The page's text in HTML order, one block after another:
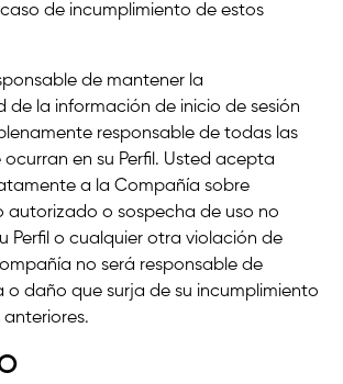
de incumplimiento de estos
de mantener la
de la información de inicio de sesión
responsable de todas las
en su Perfil. Usted acepta
a la Compañía sobre
autorizado o sospecha de uso no
Perfil o cualquier otra violación de
no será responsable de
o daño que surja de su incumplimiento
anteriores.